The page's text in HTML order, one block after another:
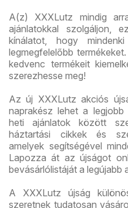
A(z) XXXLutz mindig
ajánlatokkal szolgáljon,
kínálatot, hogy
legmegfelelőbb
kedvenc termékeit
szerezhesse meg!
Az új XXXLutz akciós
naprakész lehet a
heti ajánlatok között
háztartási cikkek és
amelyek segítségével
Lapozza át az újságot
bevásárlólistáját a legújabb
A XXXLutz újság
szeretnek tudatosan